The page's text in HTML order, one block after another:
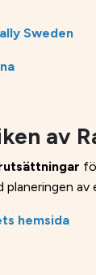
Sweden
av
planeringen
hemsida